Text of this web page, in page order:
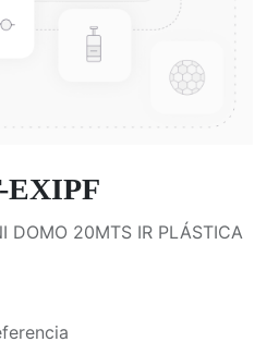
EXIPF
DOMO 20MTS IR PLÁSTICA